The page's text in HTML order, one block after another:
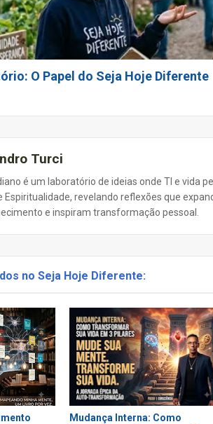
O Papel do Seja Hoje Diferente
Turci
é um laboratório de ideias onde TI e vida
Espiritualidade, revelando reflexões que
e inspiram transformação pessoal.
no Seja Hoje Diferente:
Mudança Interna: Como